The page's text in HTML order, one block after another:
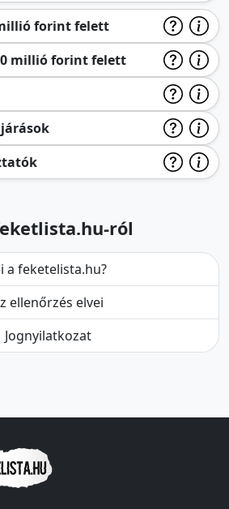
forint felett
millió forint felett
ról
a feketelista.hu?
ellenőrzés elvei
Jognyilatkozat